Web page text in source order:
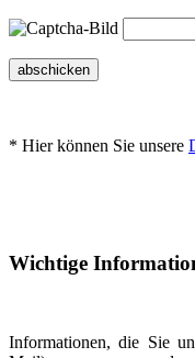
abschicken
* Hier können Sie unsere
Wichtige
Informationen, die Sie